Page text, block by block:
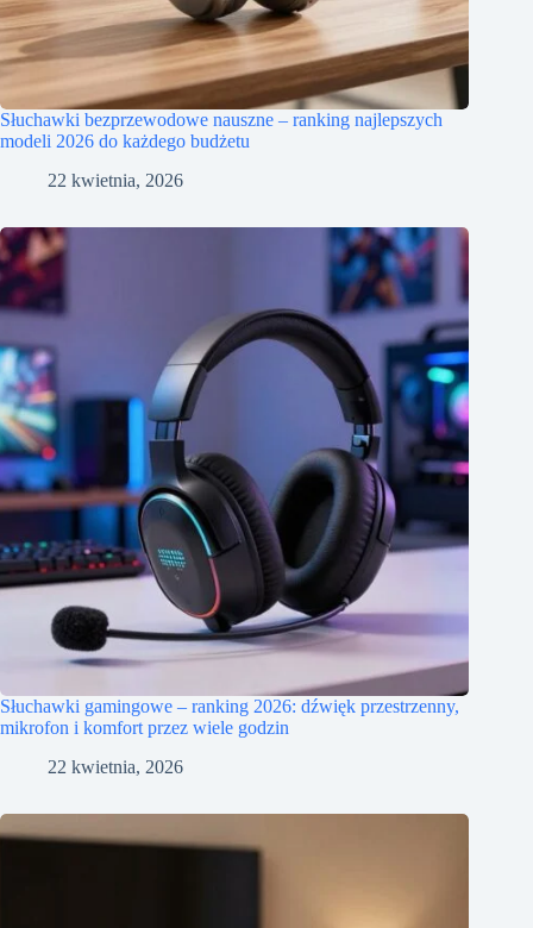
Słuchawki bezprzewodowe nauszne – ranking najlepszych
modeli 2026 do każdego budżetu
22 kwietnia, 2026
Słuchawki gamingowe – ranking 2026: dźwięk przestrzenny,
mikrofon i komfort przez wiele godzin
22 kwietnia, 2026